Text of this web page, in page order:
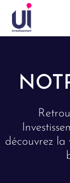
découvrez